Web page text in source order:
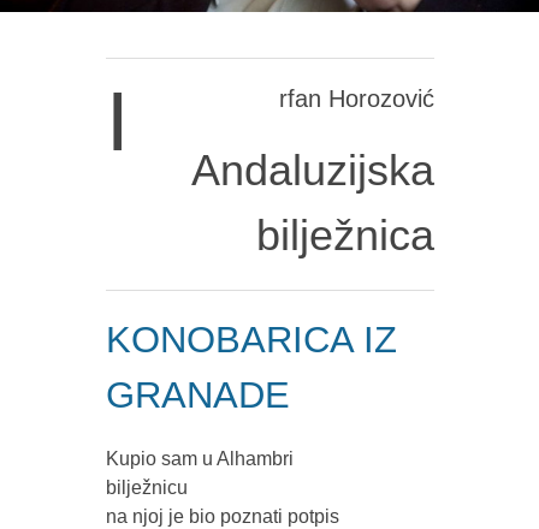
I rfan Horozović
Andaluzijska
bilježnica
KONOBARICA IZ
GRANADE
Kupio sam u Alhambri
bilježnicu
na njoj je bio poznati potpis